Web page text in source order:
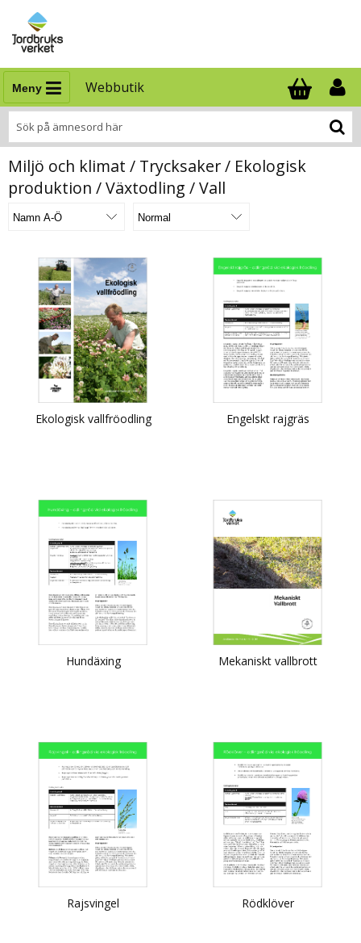
Meny Webbutik
Antal i
.
Miljö och klimat / Trycksaker / Ekologisk
produktion / Växtodling / Vall
Ekologisk vallfröodling Engelskt rajgräs
Hundäxing Mekaniskt vallbrott
Rajsvingel Rödklöver